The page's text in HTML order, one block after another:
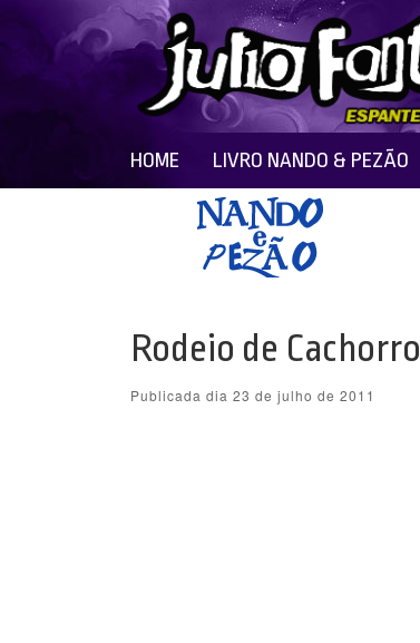
HOME LIVRO NANDO & PEZÃO
Rodeio de Cachorro
Publicada dia 23 de julho de 2011